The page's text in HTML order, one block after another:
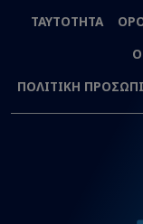
ΤΑΥΤΟΤΗΤΑ
ΠΟΛΙΤΙΚΗ